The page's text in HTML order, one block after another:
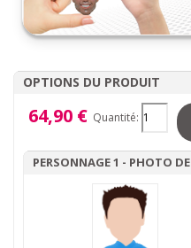
OPTIONS DU PRODUIT
64,90 € Quantité:
PERSONNAGE 1 - PHOTO